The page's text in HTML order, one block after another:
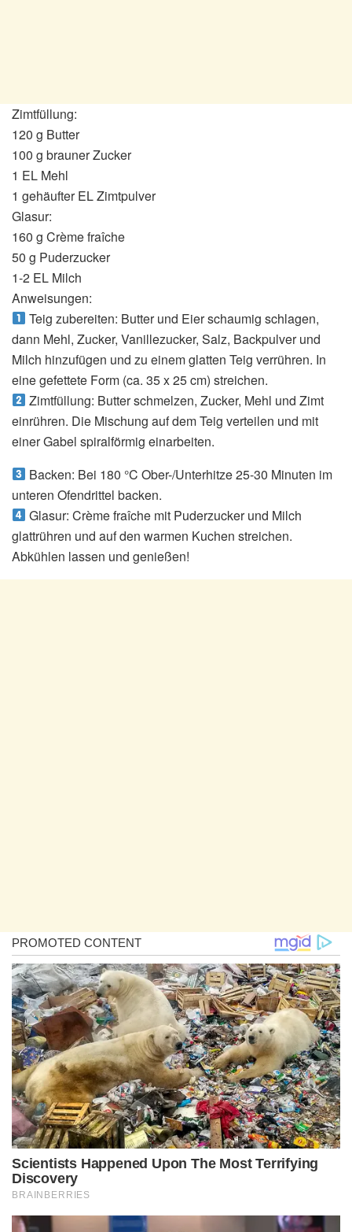
Zimtfüllung:
120 g Butter
100 g brauner Zucker
1 EL Mehl
1 gehäufter EL Zimtpulver
Glasur:
160 g Crème fraîche
50 g Puderzucker
1-2 EL Milch
Anweisungen:
Teig zubereiten: Butter und Eier schaumig schlagen,
dann Mehl, Zucker, Vanillezucker, Salz, Backpulver und
Milch hinzufügen und zu einem glatten Teig verrühren. In
eine gefettete Form (ca. 35 x 25 cm) streichen.
Zimtfüllung: Butter schmelzen, Zucker, Mehl und Zimt
einrühren. Die Mischung auf dem Teig verteilen und mit
einer Gabel spiralförmig einarbeiten.
Backen: Bei 180 °C Ober-/Unterhitze 25-30 Minuten im
unteren Ofendrittel backen.
Glasur: Crème fraîche mit Puderzucker und Milch
glattrühren und auf den warmen Kuchen streichen.
Abkühlen lassen und genießen!